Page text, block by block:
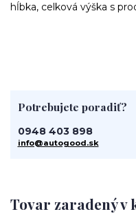
hĺbka, celková výška s
Tovar zaradený v
Potrebujete poradiť?
0948 403 898
info@autogood.sk